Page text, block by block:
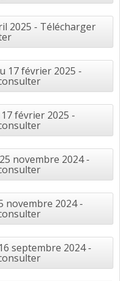
2025 - Télécharger
17 février 2025 -
février 2025 -
novembre 2024 -
novembre 2024 -
septembre 2024 -